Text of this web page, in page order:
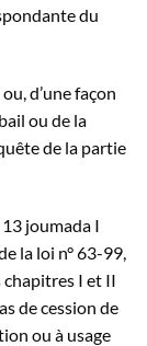
du
d’une façon
ou de la
de la partie
joumada I
la loi n° 63-99,
chapitres I et II
de cession de
ou à usage